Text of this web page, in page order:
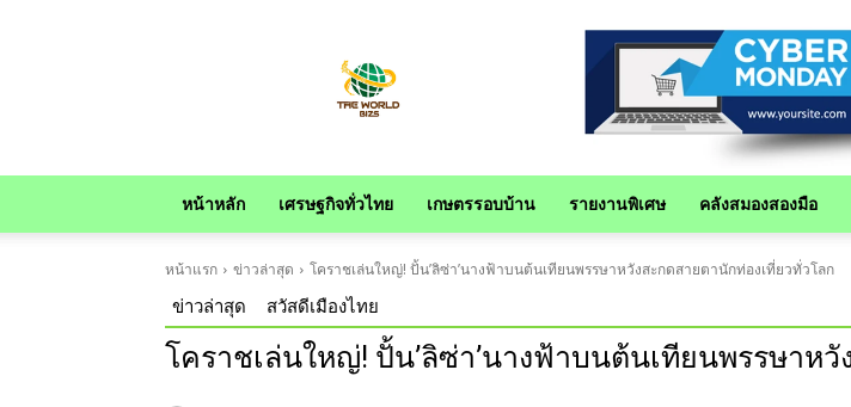
หน้าหลัก เศรษฐกิจทั่วไทย เกษตรรอบบ้าน รายงานพิเศษ คลังสมองสองมือ
หน้าแรก ข่าวล่าสุด โคราชเล่นใหญ่! ปั้น’ลิซ่า’นางฟ้าบนต้นเทียนพรรษาหวังสะกดสายตานักท่องเที่ยวทั่วโลก
ข่าวล่าสุด สวัสดีเมืองไทย
โคราชเล่นใหญ่! ปั้น’ลิซ่า’นางฟ้าบนต้นเทียนพรรษาห